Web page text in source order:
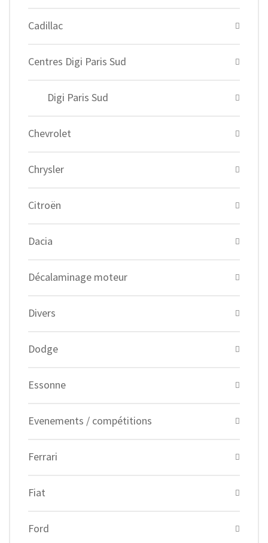
Cadillac
Centres Digi Paris Sud
Digi Paris Sud
Chevrolet
Chrysler
Citroën
Dacia
Décalaminage moteur
Divers
Dodge
Essonne
Evenements / compétitions
Ferrari
Fiat
Ford